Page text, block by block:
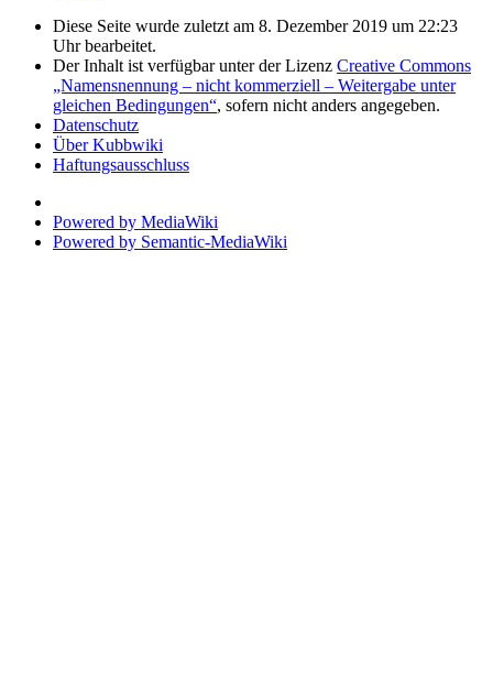
Diese Seite wurde zuletzt am 8. Dezember 2019 um 22:23
Uhr bearbeitet.
Der Inhalt ist verfügbar unter der Lizenz Creative Commons
„Namensnennung – nicht kommerziell – Weitergabe unter
gleichen Bedingungen“, sofern nicht anders angegeben.
Datenschutz
Über Kubbwiki
Haftungsausschluss
Powered by MediaWiki
Powered by Semantic-MediaWiki